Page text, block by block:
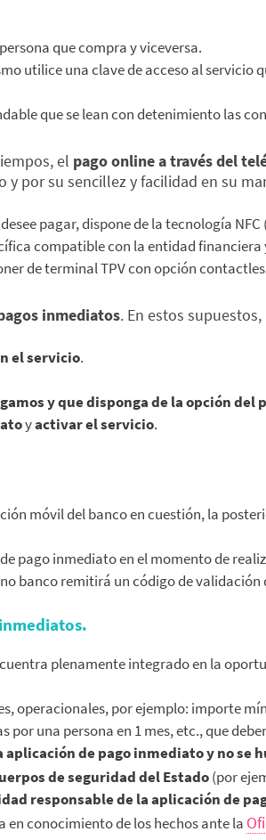
que compra y viceversa.
utilice una clave de acceso al
que se lean con detenimiento las
el pago online a través del
por su sencillez y facilidad en su
pagar, dispone de la tecnología
compatible con la entidad financiera
de terminal TPV con opción
inmediatos. En estos
el servicio.
y que disponga de la opción
yactivar el servicio.
móvil del banco en cuestión, la
pago inmediato en el momento de
banco remitirá un código de
plenamente integrado en la
operacionales, por ejemplo: importe
una persona en 1 mes, etc., que
de pago inmediato y no se
de seguridad del Estado(por
responsable de la aplicación de
en conocimiento de los hechos ante la